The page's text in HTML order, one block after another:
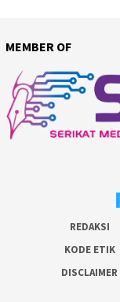
MEMBER OF
REDAKSI
KODE ETIK
DISCLAIMER